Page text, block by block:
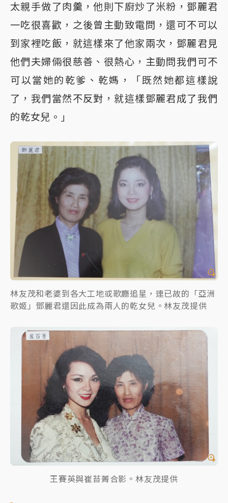
太親手做了肉羹，他則下廚炒了米粉，鄧麗君
一吃很喜歡，之後曾主動致電問，還可不可以
到家裡吃飯，就這樣來了他家兩次，鄧麗君見
他們夫婦倆很慈善、很熱心，主動問我們可不
可以當她的乾爹、乾媽，「既然她都這樣說
了，我們當然不反對，就這樣鄧麗君成了我們
的乾女兒。」
林友茂和老婆到各大工地或歌廳追星，連已故的「亞洲
歌姬」鄧麗君還因此成為兩人的乾女兒。林友茂提供
王賽英與崔苔菁合影。林友茂提供